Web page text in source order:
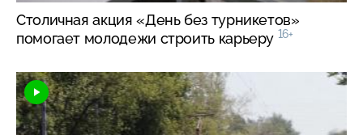
Столичная акция «День без турникетов»
помогает молодежи строить карьеру 16+